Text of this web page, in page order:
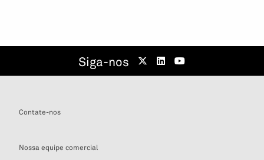
Siga-nos
Contate-nos
Nossa equipe comercial